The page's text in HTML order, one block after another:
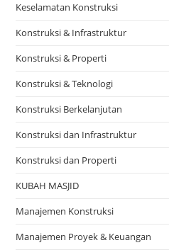
Keselamatan Konstruksi
Konstruksi & Infrastruktur
Konstruksi & Properti
Konstruksi & Teknologi
Konstruksi Berkelanjutan
Konstruksi dan Infrastruktur
Konstruksi dan Properti
KUBAH MASJID
Manajemen Konstruksi
Manajemen Proyek & Keuangan